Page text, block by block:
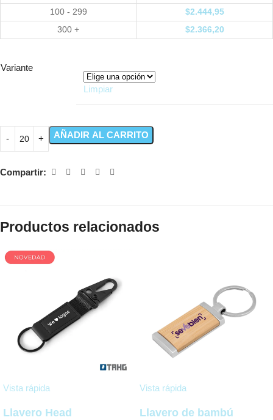
100 - 299
$2.444,95
300 +
$2.366,20
Variante
Limpiar
AÑADIR AL CARRITO
Compartir:
Productos relacionados
Vista rápida
Llavero Head
Vista rápida
Llavero de bambú